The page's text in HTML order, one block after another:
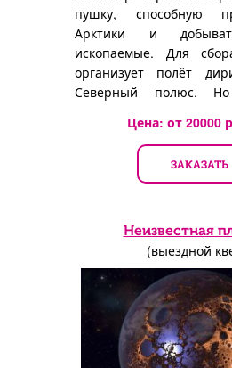
пушку, способную
Арктики и
ископаемые. Для
организует полёт
Северный полюс. Но
Цена: от 20000
ЗАКАЗАТЬ
Неизвестная
(выездной